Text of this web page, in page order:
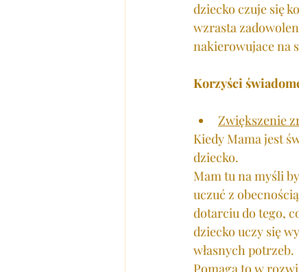
dziecko czuje się
wzrasta
nakierowujace na
Korzyści
Zwiększenie
Kiedy Mama jest
dziecko.
Mam tu na myśli
uczuć z
dotarciu do tego,
dziecko uczy się
własnych potrzeb.
Pomaga to w